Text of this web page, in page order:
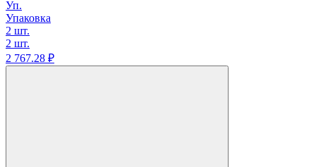
Уп.
Упаковка
2 шт.
2 шт.
2 767.28 ₽